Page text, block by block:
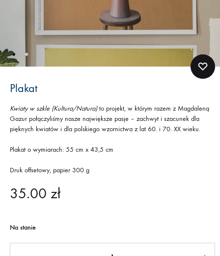
Plakat
Kwiaty w szkle (Kultura/Natura)to projekt, w którym razem z Magdaleną
Gazur połączyliśmy nasze największe pasje – zachwyt i szacunek dla
pięknych kwiatów i dla polskiego wzornictwa z lat 60. i 70. XX wieku.
Plakat o wymiarach: 55 cm x 43,5 cm
Druk offsetowy, papier 300 g
35.00 zł
Na stanie